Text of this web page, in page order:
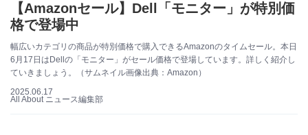
【Amazonセール】Dell「モニター」が特別価
格で登場中
幅広いカテゴリの商品が特別価格で購入できるAmazonのタイムセール。本日
6月17日はDellの「モニター」がセール価格で登場しています。詳しく紹介し
ていきましょう。（サムネイル画像出典：Amazon）
2025.06.17
All About ニュース編集部